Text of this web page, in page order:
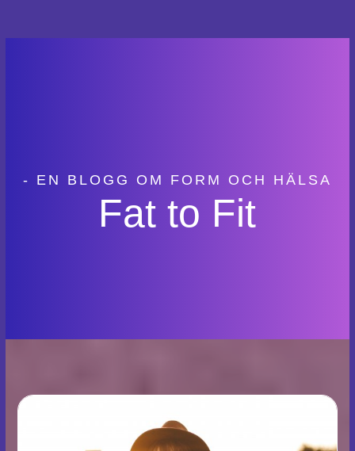
- EN BLOGG OM FORM OCH HÄLSA
Fat to Fit